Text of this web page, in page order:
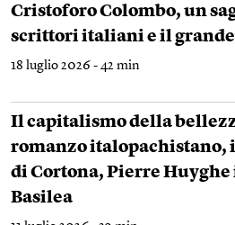
Cristoforo Colombo, un
scrittori italiani e il
18 luglio 2026 - 42 min
Il capitalismo della
romanzo italopachistano,
di Cortona, Pierre Huyghe
Basilea